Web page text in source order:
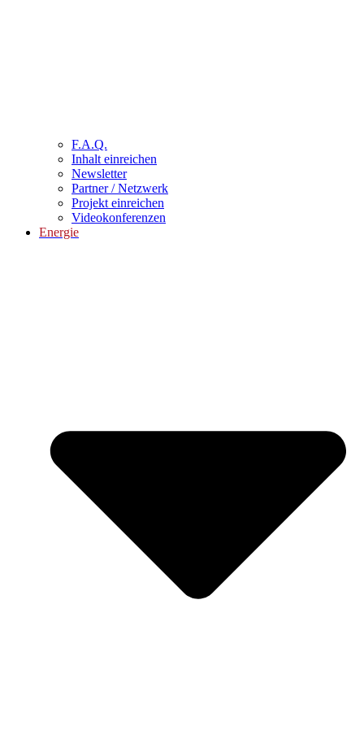
F.A.Q.
Inhalt einreichen
Newsletter
Partner / Netzwerk
Projekt einreichen
Videokonferenzen
Energie